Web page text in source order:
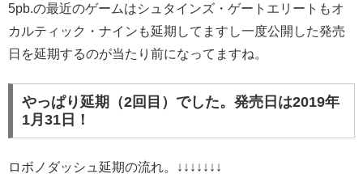
5pb.の最近のゲームはシュタインズ・ゲートエリートもオ
カルティック・ナインも延期してますし一度公開した発売
日を延期するのが当たり前になってますね。
やっぱり延期（2回目）でした。発売日は2019年
1月31日！
ロボノダッシュ延期の流れ。↓↓↓↓↓↓↓